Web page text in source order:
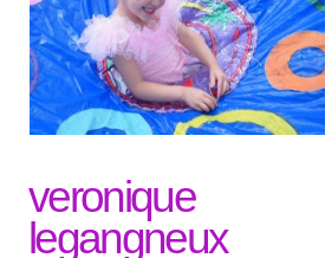
veronique
legangneux